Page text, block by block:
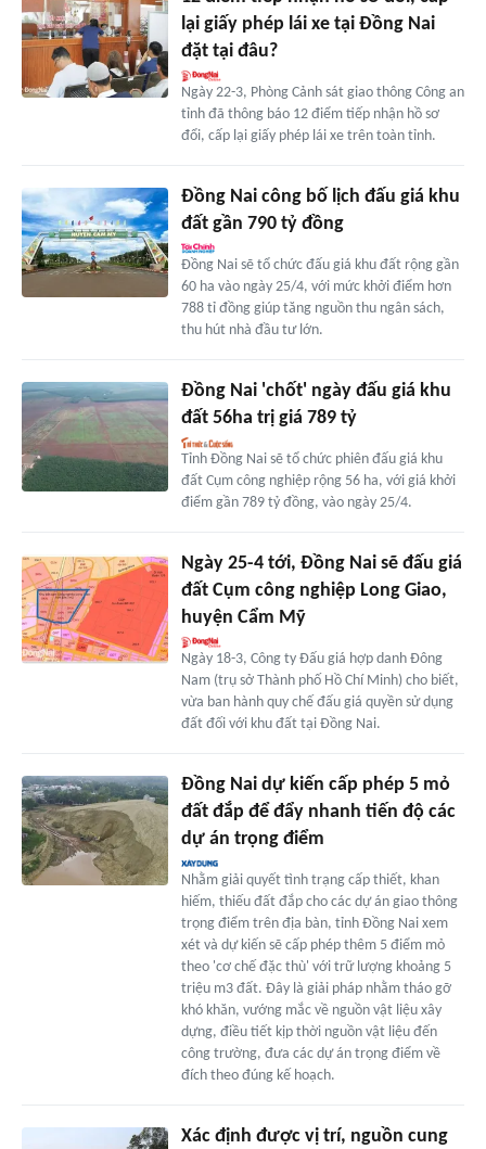
lại giấy phép lái xe tại Đồng Nai
đặt tại đâu?
Ngày 22-3, Phòng Cảnh sát giao thông Công an
tỉnh đã thông báo 12 điểm tiếp nhận hồ sơ
đổi, cấp lại giấy phép lái xe trên toàn tỉnh.
Đồng Nai công bố lịch đấu giá khu
đất gần 790 tỷ đồng
Đồng Nai sẽ tổ chức đấu giá khu đất rộng gần
60 ha vào ngày 25/4, với mức khởi điểm hơn
788 tỉ đồng giúp tăng nguồn thu ngân sách,
thu hút nhà đầu tư lớn.
Đồng Nai 'chốt' ngày đấu giá khu
đất 56ha trị giá 789 tỷ
Tỉnh Đồng Nai sẽ tổ chức phiên đấu giá khu
đất Cụm công nghiệp rộng 56 ha, với giá khởi
điểm gần 789 tỷ đồng, vào ngày 25/4.
Ngày 25-4 tới, Đồng Nai sẽ đấu giá
đất Cụm công nghiệp Long Giao,
huyện Cẩm Mỹ
Ngày 18-3, Công ty Đấu giá hợp danh Đông
Nam (trụ sở Thành phố Hồ Chí Minh) cho biết,
vừa ban hành quy chế đấu giá quyền sử dụng
đất đối với khu đất tại Đồng Nai.
Đồng Nai dự kiến cấp phép 5 mỏ
đất đắp để đẩy nhanh tiến độ các
dự án trọng điểm
Nhằm giải quyết tình trạng cấp thiết, khan
hiếm, thiếu đất đắp cho các dự án giao thông
trọng điểm trên địa bàn, tỉnh Đồng Nai xem
xét và dự kiến sẽ cấp phép thêm 5 điểm mỏ
theo 'cơ chế đặc thù' với trữ lượng khoảng 5
triệu m3 đất. Đây là giải pháp nhằm tháo gỡ
khó khăn, vướng mắc về nguồn vật liệu xây
dựng, điều tiết kịp thời nguồn vật liệu đến
công trường, đưa các dự án trọng điểm về
đích theo đúng kế hoạch.
Xác định được vị trí, nguồn cung